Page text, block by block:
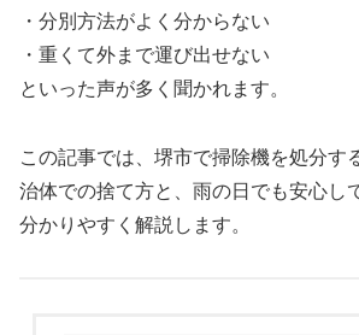
・分別方法がよく分からない
・重くて外まで運び出せない
といった声が多く聞かれます。
この記事では、堺市で掃除機を処分す
治体での捨て方と、雨の日でも安心し
分かりやすく解説します。